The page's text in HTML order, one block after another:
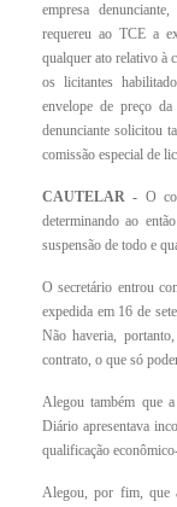
empresa
requereu ao TCE a
qualquer ato relativo à
os licitantes
envelope de preço
denunciante solicitou
comissão especial de
CAUTELAR - O
determinando ao
suspensão de todo e
O secretário entrou
expedida em 16 de
Não haveria,
contrato, o que só
Alegou também que
Diário apresentava
qualificação
Alegou, por fim, que